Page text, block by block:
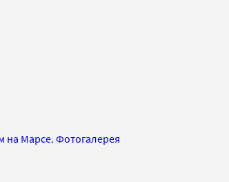
на Марсе. Фотогалерея